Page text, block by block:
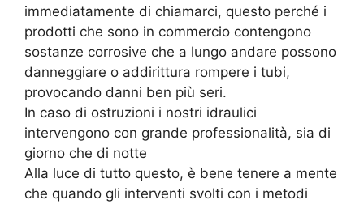
immediatamente di chiamarci, questo perché i
prodotti che sono in commercio contengono
sostanze corrosive che a lungo andare possono
danneggiare o addirittura rompere i tubi,
provocando danni ben più seri.
In caso di ostruzioni i nostri idraulici
intervengono con grande professionalità, sia di
giorno che di notte
Alla luce di tutto questo, è bene tenere a mente
che quando gli interventi svolti con i metodi